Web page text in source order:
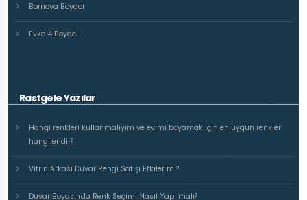
Bornova Boyacı
Evka 4 Boyacı
Rastgele Yazılar
Hangi renkleri kullanmalıyım ve evimi boyamak için en uygun renkler
hangileridir?
Vitrin Arkası Duvar Rengi Satışı Etkiler mi?
Duvar Boyasında Renk Seçimi Nasıl Yapılmalı?